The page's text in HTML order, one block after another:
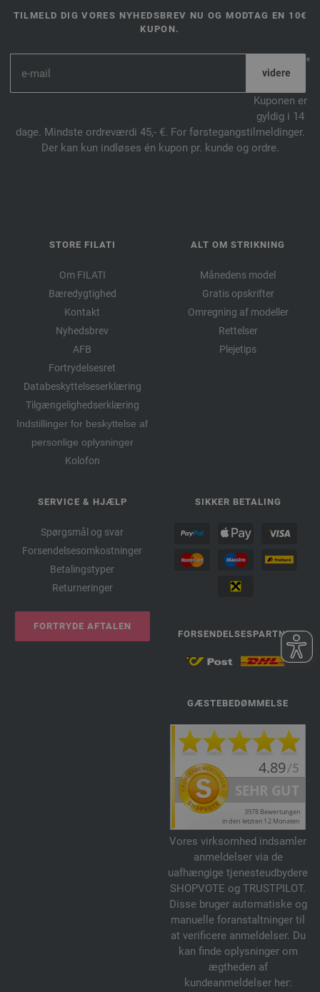
TILMELD DIG VORES NYHEDSBREV NU OG MODTAG EN 10€
KUPON.
*
Kuponen er
gyldig i 14
dage. Mindste ordreværdi 45,- €. For førstegangstilmeldinger.
Der kan kun indløses én kupon pr. kunde og ordre.
STORE FILATI
Om FILATI
Bæredygtighed
Kontakt
Nyhedsbrev
AFB
Fortrydelsesret
Databeskyttelseserklæring
Tilgængelighedserklæring
Indstillinger for beskyttelse af
personlige oplysninger
Kolofon
ALT OM STRIKNING
Månedens model
Gratis opskrifter
Omregning af modeller
Rettelser
Plejetips
SERVICE & HJÆLP
Spørgsmål og svar
Forsendelsesomkostninger
Betalingstyper
Returneringer
FORTRYDE AFTALEN
SIKKER BETALING
FORSENDELSESPARTNER
GÆSTEBEDØMMELSE
Vores virksomhed indsamler
anmeldelser via de
uafhængige tjenesteudbydere
SHOPVOTE og TRUSTPILOT.
Disse bruger automatiske og
manuelle foranstaltninger til
at verificere anmeldelser. Du
kan finde oplysninger om
ægtheden af
kundeanmeldelser her: